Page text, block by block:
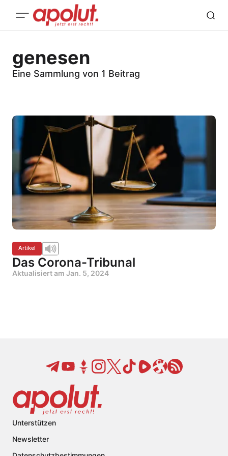
genesen
Eine Sammlung von 1 Beitrag
Artikel
Das Corona-Tribunal
Aktualisiert am Jan. 5, 2024
Unterstützen
Newsletter